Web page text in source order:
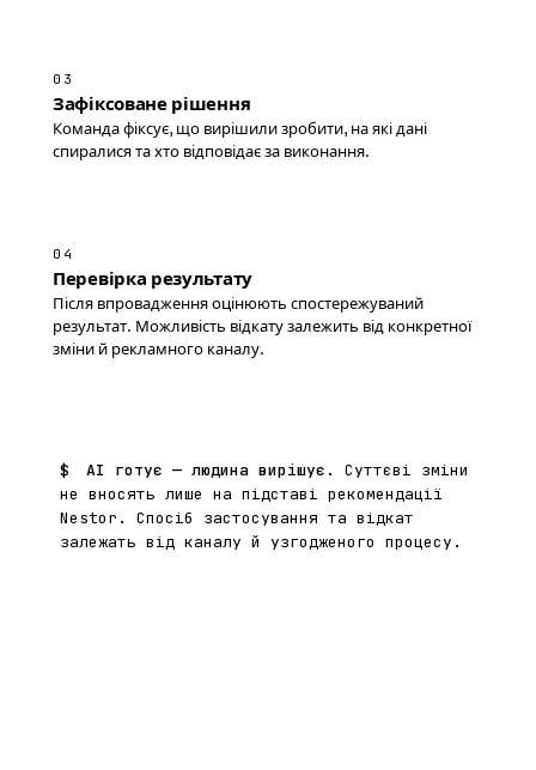
03
Зафіксоване рішення
Команда фіксує, що вирішили зробити, на які дані
спиралися та хто відповідає за виконання.
04
Перевірка результату
Після впровадження оцінюють спостережуваний
результат. Можливість відкату залежить від конкретної
зміни й рекламного каналу.
$ AI готує — людина вирішує.
Суттєві зміни
не вносять лише на підставі рекомендації
Nestor. Спосіб застосування та відкат
залежать від каналу й узгодженого процесу.